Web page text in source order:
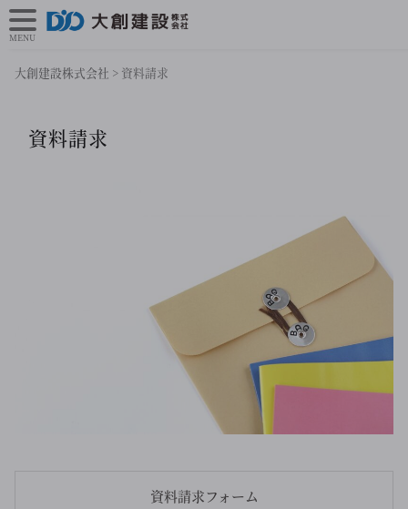
大創建設株式会社 > 資料請求
資料請求
資料請求フォーム
MENU